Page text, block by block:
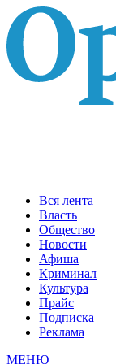
Вся лента
Власть
Общество
Новости
Афиша
Криминал
Культура
Прайс
Подписка
Реклама
МЕНЮ